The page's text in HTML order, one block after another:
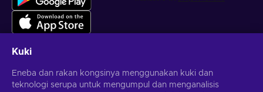
Dapatkan tawaran permainan yang diperibadikan
Kuki
Eneba dan rakan kongsinya menggunakan kuki dan
teknologi serupa untuk mengumpul dan menganalisis